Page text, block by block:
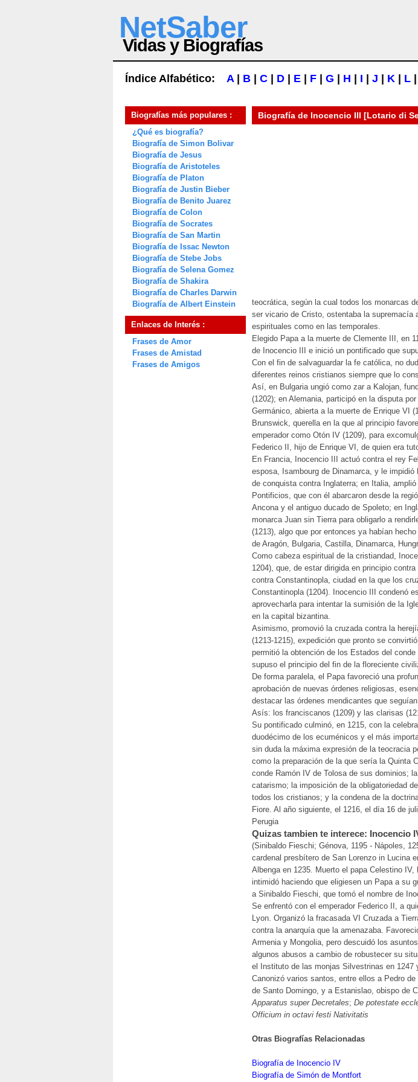
NetSaber
Vidas y Biografías
Índice Alfabético: A| B C D E F G H I J K L
Biografías más populares :
¿Qué es biografía?
Biografía de Simon Bolivar
Biografía de Jesus
Biografía de Aristoteles
Biografía de Platon
Biografía de Justin Bieber
Biografía de Benito Juarez
Biografía de Colon
Biografía de Socrates
Biografía de San Martin
Biografía de Issac Newton
Biografía de Stebe Jobs
Biografía de Selena Gomez
Biografía de Shakira
Biografía de Charles Darwin
Biografía de Albert Einstein
Enlaces de Interés :
Frases de Amor
Frases de Amistad
Frases de Amigos
Biografía de Inocencio III [Lotario di
teocrática, según la cual todos los monarcas
ser vicario de Cristo, ostentaba la supremacía
espirituales como en las temporales.
Elegido Papa a la muerte de Clemente III, en
de Inocencio III e inició un pontificado que
Con el fin de salvaguardar la fe católica, no
diferentes reinos cristianos siempre que lo
Así, en Bulgaria ungió como zar a Kalojan,
(1202); en Alemania, participó en la disputa
Germánico, abierta a la muerte de Enrique VI
Brunswick, querella en la que al principio
emperador como Otón IV (1209), para
Federico II, hijo de Enrique VI, de quien era
En Francia, Inocencio III actuó contra el rey
esposa, Isambourg de Dinamarca, y le
de conquista contra Inglaterra; en Italia,
Pontificios, que con él abarcaron desde la
Ancona y el antiguo ducado de Spoleto; en
monarca Juan sin Tierra para obligarlo a
(1213), algo que por entonces ya habían
de Aragón, Bulgaria, Castilla, Dinamarca,
Como cabeza espiritual de la cristiandad,
1204), que, de estar dirigida en principio
contra Constantinopla, ciudad en la que los
Constantinopla (1204). Inocencio III condenó
aprovecharla para intentar la sumisión de la
en la capital bizantina.
Asimismo, promovió la cruzada contra la
(1213-1215), expedición que pronto se
permitió la obtención de los Estados del
supuso el principio del fin de la floreciente
De forma paralela, el Papa favoreció una
aprobación de nuevas órdenes religiosas,
destacar las órdenes mendicantes que
Asís: los franciscanos (1209) y las clarisas
Su pontificado culminó, en 1215, con la
duodécimo de los ecuménicos y el más
sin duda la máxima expresión de la teocracia
como la preparación de la que sería la Quinta
conde Ramón IV de Tolosa de sus dominios;
catarismo; la imposición de la obligatoriedad
todos los cristianos; y la condena de la
Fiore. Al año siguiente, el 1216, el día 16 de
Perugia
Quizas tambien te interece: Inocencio
(Sinibaldo Fieschi; Génova, 1195 - Nápoles,
cardenal presbítero de San Lorenzo in Lucina
Albenga en 1235. Muerto el papa Celestino IV,
intimidó haciendo que eligiesen un Papa a su
a Sinibaldo Fieschi, que tomó el nombre de
Se enfrentó con el emperador Federico II, a
Lyon. Organizó la fracasada VI Cruzada a
contra la anarquía que la amenazaba.
Armenia y Mongolia, pero descuidó los
algunos abusos a cambio de robustecer su
el Instituto de las monjas Silvestrinas en 1247
Canonizó varios santos, entre ellos a Pedro
de Santo Domingo, y a Estanislao, obispo de
Apparatus super Decretales; De potestate
Officium in octavi festi Nativitatis
Otras Biografías Relacionadas
Biografía de Inocencio IV
Biografía de Simón de Montfort